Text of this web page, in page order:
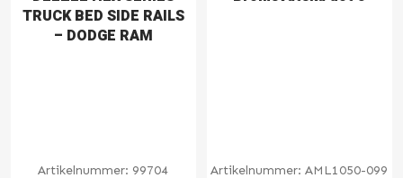
TRUCK BED SIDE RAILS
– DODGE RAM
Artikelnummer: 99704 Artikelnummer:AML1050-099